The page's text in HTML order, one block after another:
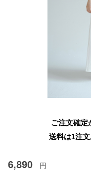
ご注文確定
送料は1注文
6,890 円